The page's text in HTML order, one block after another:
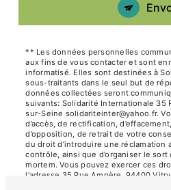
** Les données personnelles
aux fins de vous contacter et sont
informatisé. Elles sont destinées à
sous-traitants dans le seul but de
données collectées seront
suivants: Solidarité Internationale 35
sur-Seine solidariteinter@yahoo.fr.
d’accès, de rectification,
d’opposition, de retrait de votre
du droit d’introduire une réclamation
contrôle, ainsi que d’organiser le
mortem. Vous pouvez exercer ces
l'adresse 35 Rue Ampère, 94400
électronique à l'adresse